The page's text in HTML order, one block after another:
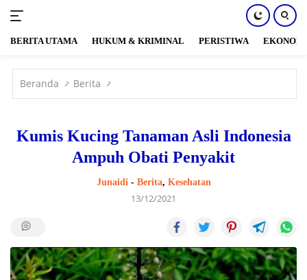
konten
BERITA UTAMA HUKUM & KRIMINAL PERISTIWA EKONOMI
Beranda Berita
Kumis Kucing Tanaman Asli Indonesia
Ampuh Obati Penyakit
Junaidi- Berita, Kesehatan
13/12/2021